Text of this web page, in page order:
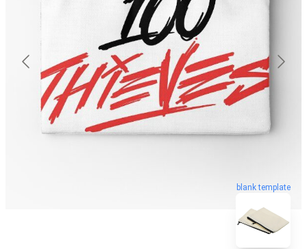
blank template